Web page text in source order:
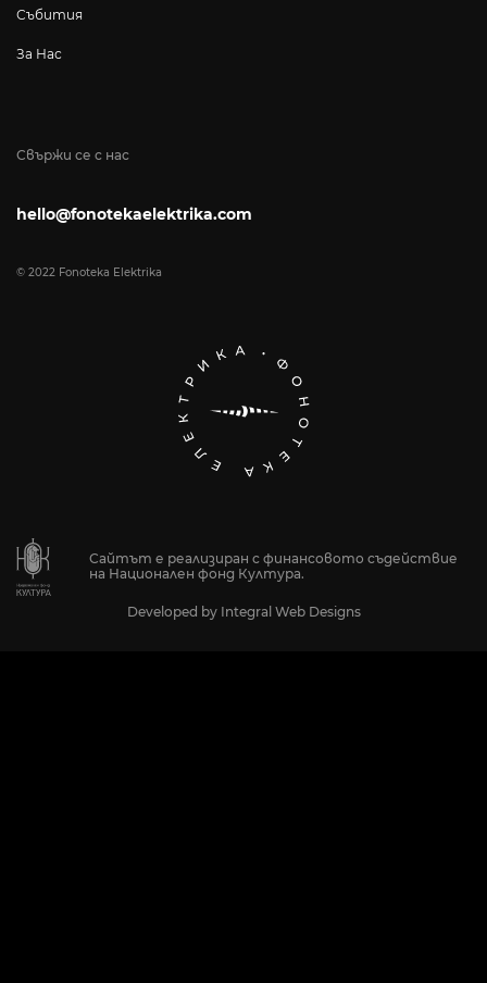
Свържи се с нас
hello@fonotekaelektrika.com
© 2022 Fonoteka Elektrika
Събития
За Нас
Сайтът е реализиран с финансовото съдействие
на Национален фонд Култура.
Developed by Integral Web Designs